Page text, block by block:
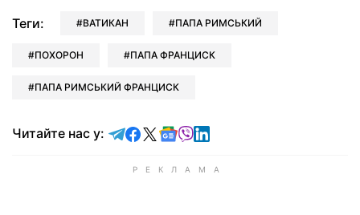
Теги: ВАТИКАН ПАПА РИМСЬКИЙ
ПОХОРОН ПАПА ФРАНЦИСК
ПАПА РИМСЬКИЙ ФРАНЦИСК
Читайте нас у: Читайте у Telegram
Читайте у Facebook
Читайте у X
Читайте у Google news
Читайте у Viber
Читайте у LinkedIn